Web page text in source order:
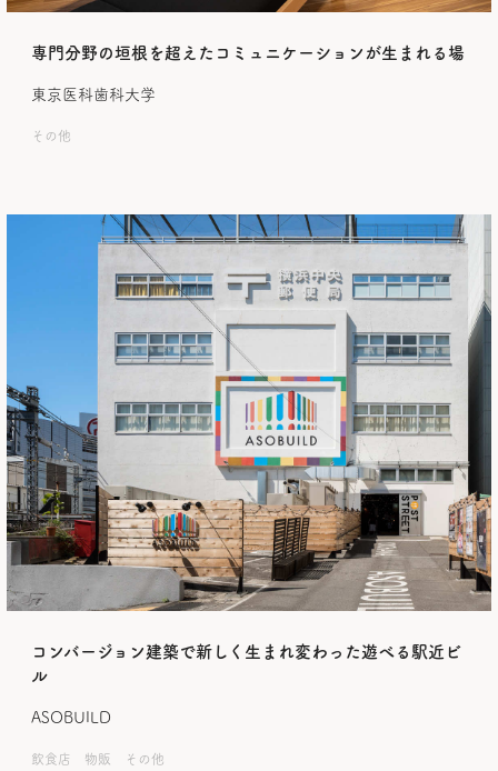
専門分野の垣根を超えたコミュニケーションが生まれる場
東京医科歯科大学
その他
コンバージョン建築で新しく生まれ変わった遊べる駅近ビ
ル
ASOBUILD
飲食店 物販 その他